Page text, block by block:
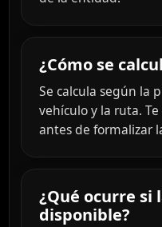
¿Cómo se
Se calcula según la
vehículo y la ruta.
antes de formalizar
¿Qué ocurre si
disponible?